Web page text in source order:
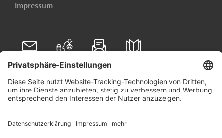
Impressum
Folgen Sie uns auf
Linkedin